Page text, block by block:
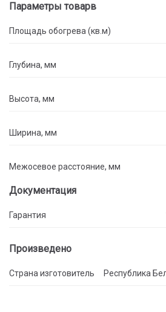
Параметры товарв
Площадь обогрева (кв.м)
Глубина, мм
Высота, мм
Ширина, мм
Межосевое расстояние, мм
Документация
Гарантия
Произведено
Страна изготовитель Республика